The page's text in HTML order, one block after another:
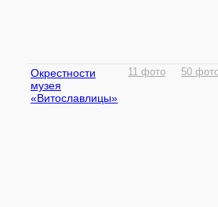
Окрестности
музея
«Витославлицы»
11 фото 50